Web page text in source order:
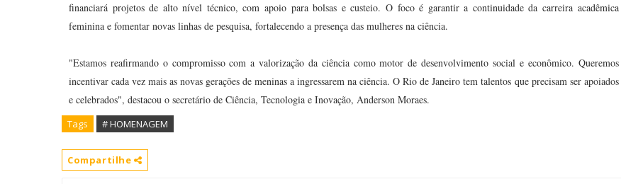
financiará projetos de alto nível técnico, com apoio para bolsas e custeio. O foco é garantir a continuidade da carreira acadêmica
feminina e fomentar novas linhas de pesquisa, fortalecendo a presença das mulheres na ciência.
"Estamos reafirmando o compromisso com a valorização da ciência como motor de desenvolvimento social e econômico. Queremos
incentivar cada vez mais as novas gerações de meninas a ingressarem na ciência. O Rio de Janeiro tem talentos que precisam ser apoiados
e celebrados", destacou o secretário de Ciência, Tecnologia e Inovação, Anderson Moraes.
Tags # HOMENAGEM
Compartilhe